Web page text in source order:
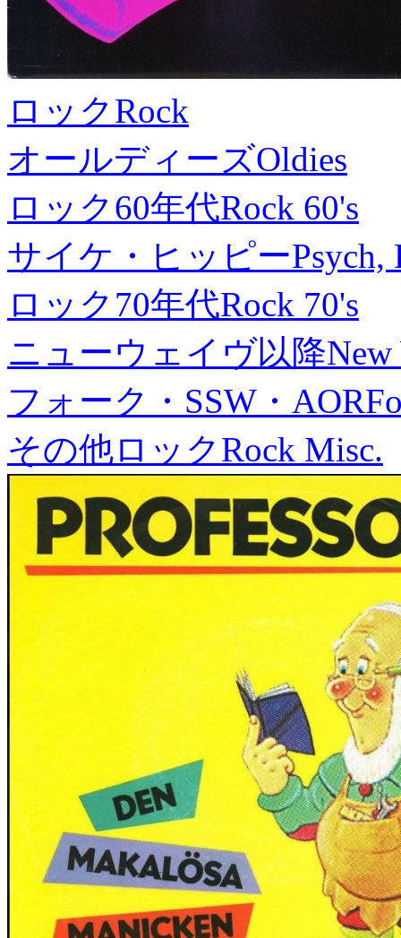
ロックRock
オールディーズOldies
ロック60年代Rock 60's
サイケ・ヒッピーPsych,
ロック70年代Rock 70's
ニューウェイヴ以降New
フォーク・SSW・AOR
その他ロックRock Misc.